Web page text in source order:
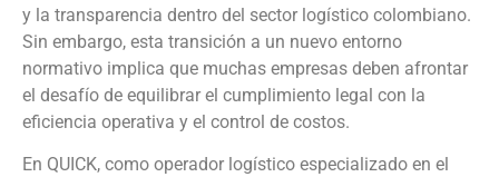
y la transparencia dentro del sector logístico colombiano.
Sin embargo, esta transición a un nuevo entorno
normativo implica que muchas empresas deben afrontar
el desafío de equilibrar el cumplimiento legal con la
eficiencia operativa y el control de costos.
En QUICK, como operador logístico especializado en el